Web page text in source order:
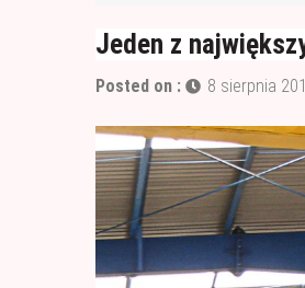
Jeden z
Posted on : 8 sierpnia